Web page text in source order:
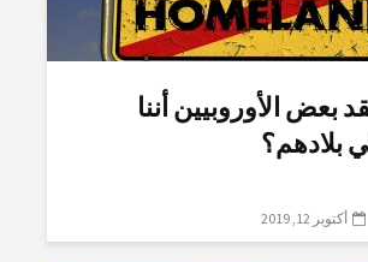
بعض الأوروبيين أننا
بلادهم؟
أكتوبر 12, 2019